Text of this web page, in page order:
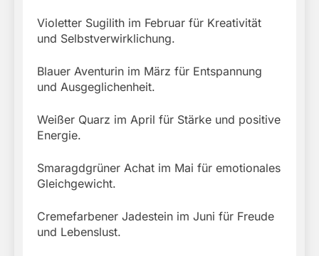
Violetter Sugilith im Februar für Kreativität
und Selbstverwirklichung.
Blauer Aventurin im März für Entspannung
und Ausgeglichenheit.
Weißer Quarz im April für Stärke und positive
Energie.
Smaragdgrüner Achat im Mai für emotionales
Gleichgewicht.
Cremefarbener Jadestein im Juni für Freude
und Lebenslust.